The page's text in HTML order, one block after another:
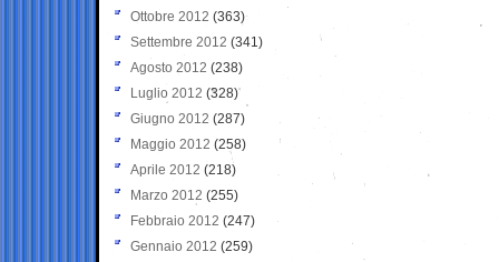
Ottobre 2012 (363)
Settembre 2012 (341)
Agosto 2012 (238)
Luglio 2012 (328)
Giugno 2012 (287)
Maggio 2012 (258)
Aprile 2012 (218)
Marzo 2012 (255)
Febbraio 2012 (247)
Gennaio 2012 (259)